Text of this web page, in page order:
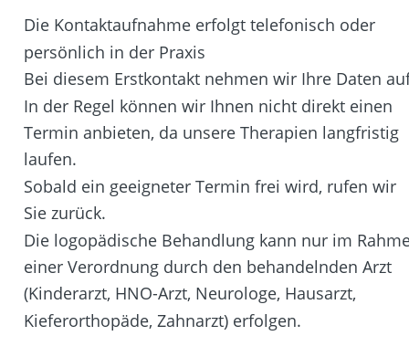
Die Kontaktaufnahme erfolgt telefonisch oder
persönlich in der Praxis
Bei diesem Erstkontakt nehmen wir Ihre Daten
In der Regel können wir Ihnen nicht direkt einen
Termin anbieten, da unsere Therapien langfristig
laufen.
Sobald ein geeigneter Termin frei wird, rufen wir
Sie zurück.
Die logopädische Behandlung kann nur im
einer Verordnung durch den behandelnden Arzt
(Kinderarzt, HNO-Arzt, Neurologe, Hausarzt,
Kieferorthopäde, Zahnarzt) erfolgen.